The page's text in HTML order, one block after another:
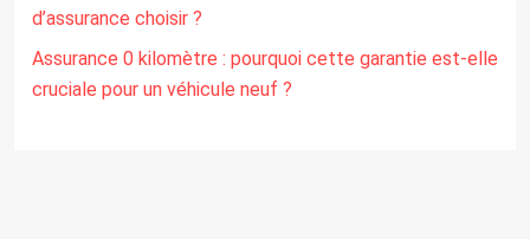
d’assurance choisir ?
Assurance 0 kilomètre : pourquoi cette garantie est-elle
cruciale pour un véhicule neuf ?